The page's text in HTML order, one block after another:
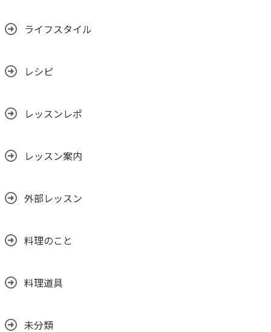
ライフスタイル
レシピ
レッスンレポ
レッスン案内
外部レッスン
料理のこと
料理道具
未分類